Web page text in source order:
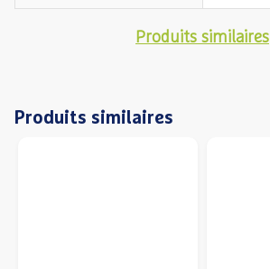
Produits similaires
Produits similaires